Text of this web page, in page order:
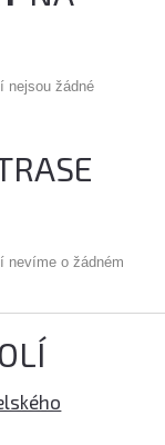
nejsou žádné
nevíme o žádném